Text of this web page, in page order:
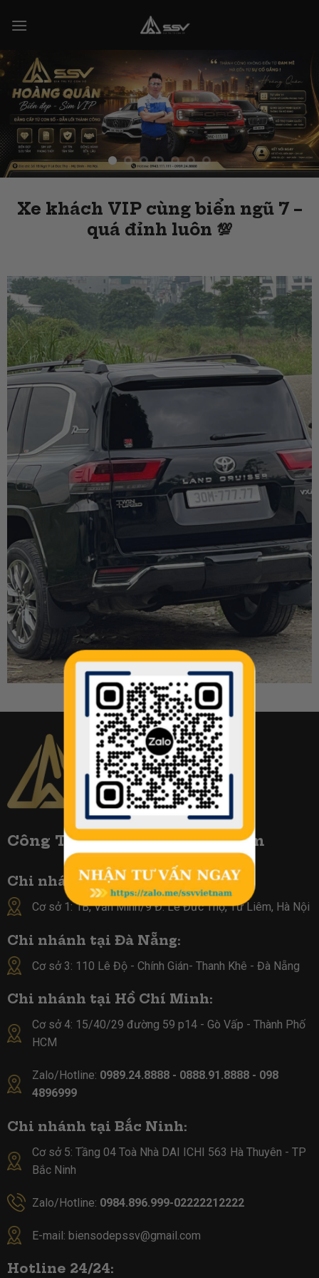
Xe khách VIP cùng biển ngũ 7 –
quá đỉnh luôn 💯
Công TY Biển Số Đẹp Việt Nam
Chi nhánh tại Hà Nội :
Cơ sở 1: 1B, Văn Minh/9 Đ. Lê Đức Thọ, Từ Liêm, Hà Nội
Chi nhánh tại Đà Nẵng:
Cơ sở 3: 110 Lê Độ - Chính Gián- Thanh Khê - Đà Nẵng
Chi nhánh tại Hồ Chí Minh:
Cơ sở 4: 15/40/29 đường 59 p14 - Gò Vấp - Thành Phố
HCM
Zalo/Hotline: 0989.24.8888 - 0888.91.8888 - 098
4896999
Chi nhánh tại Bắc Ninh:
Cơ sở 5: Tầng 04 Toà Nhà DAI ICHI 563 Hà Thuyên - TP
Bắc Ninh
Zalo/Hotline: 0984.896.999-02222212222
E-mail: biensodepssv@gmail.com
Hotline 24/24: